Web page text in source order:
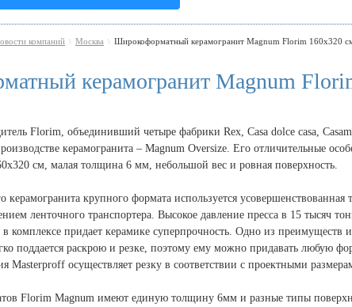
компаний \ Москва \ Широкоформатный керамогранит Magnum Florim 160х320 см
керамогранит Magnum
Florim, объединивший четыре фабрики Rex, Casa dolce casa,
керамогранита – Magnum Oversize. Его отличительные
см, малая толщина 6 мм, небольшой вес и ровная поверхность.
керамогранита крупного формата используется усовершенствованная
ленточного транспортера. Высокое давление пресса в 15 тысяч
в комплексе придает керамике суперпрочность. Одно из преимуществ
поддается раскрою и резке, поэтому ему можно придавать любую
Masterproff осуществляет резку в соответствии с проектными
Florim Magnum имеют единую толщину 6мм и разные типы